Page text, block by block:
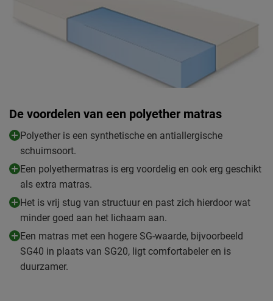
vochtregulatie
1
Vormend naar het
Nee
Tijk (matrashoes)
Handvatten
Tijk afritsbaar
Comfortlaag tijk
2-zijdig doorgestikt met 180
combinatie met 220 g/m2
Materiaal tijk
76% polyester, 24%
polypropyleen
De voordelen van een polyether matras
Polyether is een synthetische en antiallergische
schuimsoort.
Een polyethermatras is erg voordelig en ook erg geschikt
als extra matras.
Het is vrij stug van structuur en past zich hierdoor wat
minder goed aan het lichaam aan.
Een matras met een hogere SG-waarde, bijvoorbeeld
SG40 in plaats van SG20, ligt comfortabeler en is
duurzamer.